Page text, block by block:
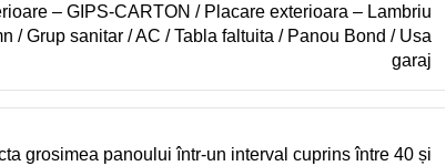
– GIPS-CARTON / Placare exterioara – Lambriu
/ Grup sanitar / AC / Tabla faltuita / Panou Bond / Usa
garaj
grosimea panoului într-un interval cuprins între 40 și